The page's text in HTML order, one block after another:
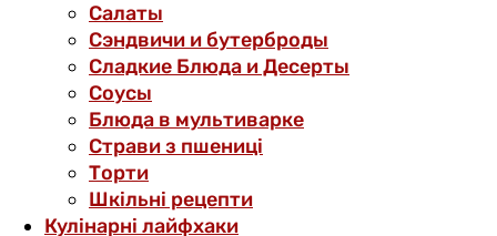
Салаты
Сэндвичи и бутерброды
Сладкие Блюда и Десерты
Соусы
Блюда в мультиварке
Страви з пшениці
Торти
Шкільні рецепти
Кулінарні лайфхаки